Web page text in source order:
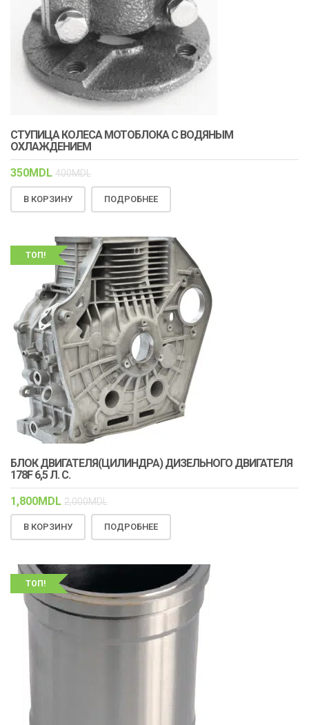
СТУПИЦА КОЛЕСА МОТОБЛОКА С ВОДЯНЫМ
ОХЛАЖДЕНИЕМ
350MDL 400MDL
В КОРЗИНУ ПОДРОБНЕЕ
ТОП!
БЛОК ДВИГАТЕЛЯ(ЦИЛИНДРА) ДИЗЕЛЬНОГО ДВИГАТЕЛЯ
178F 6,5 Л. С.
1,800MDL 2,000MDL
В КОРЗИНУ ПОДРОБНЕЕ
ТОП!